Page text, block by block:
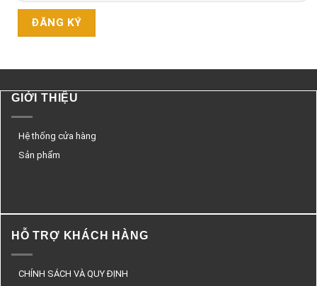
GIỚI THIỆU
Hệ thống cửa hàng
Sản phẩm
HỖ TRỢ KHÁCH HÀNG
CHÍNH SÁCH VÀ QUY ĐỊNH